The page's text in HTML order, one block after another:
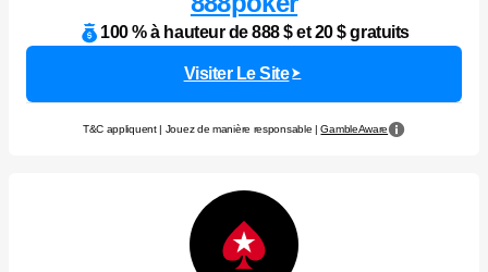
100 % à hauteur de 888 $ et 20 $ gratuits
Visiter Le Site
T&C appliquent | Jouez de manière responsable |GambleAware